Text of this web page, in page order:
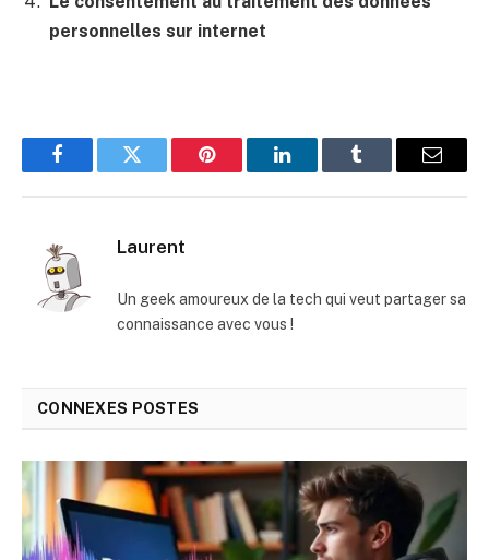
personnelles sur internet
FacebookTwitter Pinterest LinkedInTumblr
E-
Laurent
Un geek amoureux de la tech qui veut partager sa
connaissance avec vous !
CONNEXES POSTES